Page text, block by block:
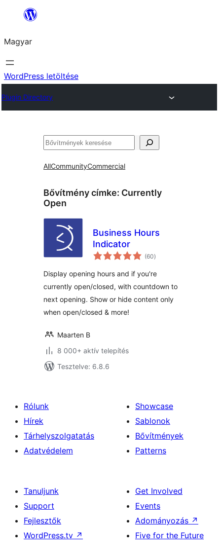
Ugrás
tartalomhoz
Magyar
WordPress letöltése
Plugin Directory
Keresés
AllCommunityCommercial
Bővítmény címke: Currently
Open
Business Hours
Indicator
(60értékelés
összesen
)
Display opening hours and if you're
currently open/closed, with countdown to
next opening. Show or hide content only
when open/closed & more!
Maarten B
8 000+ aktív telepítés
Tesztelve: 6.8.6
Rólunk
Hírek
Tárhelyszolgatatás
Adatvédelem
Showcase
Sablonok
Bővítmények
Patterns
Tanuljunk
Support
Fejlesztők
WordPress.tv ↗
Get Involved
Events
Adományozás ↗
Five for the Future